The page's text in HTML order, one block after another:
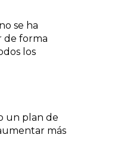
se ha
de forma
los
un plan de
más